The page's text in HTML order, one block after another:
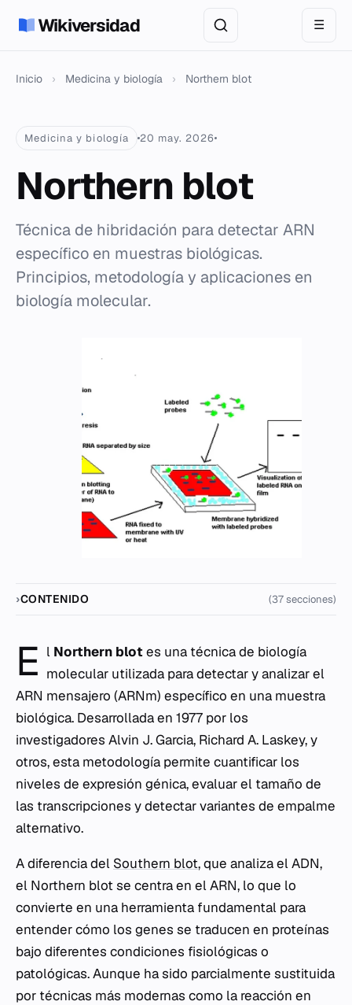
Wikiversidad ☰
Inicio › Medicina y biología › Northern blot
Medicina y biología 20 may. 2026
Northern blot
Técnica de hibridación para detectar ARN
específico en muestras biológicas.
Principios, metodología y aplicaciones en
biología molecular.
CONTENIDO (37 secciones)
E l Northern blotes una técnica de biología
molecular utilizada para detectar y analizar el
ARN mensajero (ARNm) específico en una muestra
biológica. Desarrollada en 1977 por los
investigadores Alvin J. Garcia, Richard A. Laskey, y
otros, esta metodología permite cuantificar los
niveles de expresión génica, evaluar el tamaño de
las transcripciones y detectar variantes de empalme
alternativo.
A diferencia del Southern blot, que analiza el ADN,
el Northern blot se centra en el ARN, lo que lo
convierte en una herramienta fundamental para
entender cómo los genes se traducen en proteínas
bajo diferentes condiciones fisiológicas o
patológicas. Aunque ha sido parcialmente sustituida
por técnicas más modernas como la reacción en